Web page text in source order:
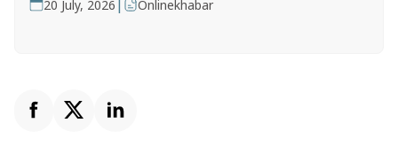
20 July, 2026 | Onlinekhabar